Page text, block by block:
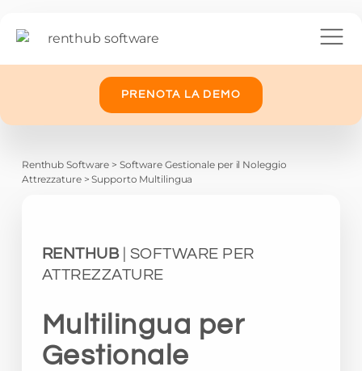
PRENOTA LA DEMO
Renthub Software > Software Gestionale per il Noleggio
Attrezzature>Supporto Multilingua
RENTHUB| SOFTWARE PER
ATTREZZATURE
Multilingua per
Gestionale